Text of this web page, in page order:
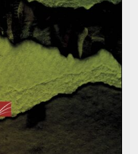
Navalny a tendu les
du dialogue avec
de suspendre
2, quasiment achevé,
Du côté français,
par Emmanuel Macron
résultat concret.
alliés ?